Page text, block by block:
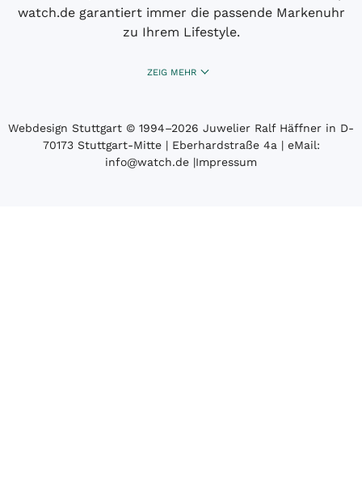
watch.de garantiert immer die passende Markenuhr
zu Ihrem Lifestyle.
ZEIG MEHR
Webdesign Stuttgart © 1994­–2026 Juwelier Ralf Häffner in D-
70173 Stuttgart-Mitte | Eberhardstraße 4a | eMail:
info@watch.de |Impressum